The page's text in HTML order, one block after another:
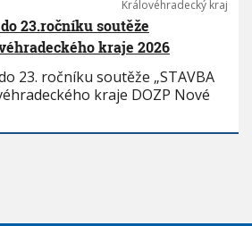
Královéhradecký kraj
23.ročníku soutěže
kraje 2026
23. ročníku soutěže „STAVBA
kraje DOZP Nové